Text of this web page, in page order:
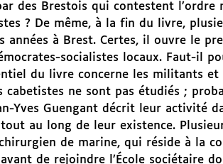
des Brestois qui contestent
? De même, à la fin du livre,
années à Brest. Certes, il ouvre le
socialistes locaux. Faut-il
du livre concerne les militants
ne sont pas étudiés ;
Yves Guengant décrit leur activité
au long de leur existence.
de marine, qui réside à la
de rejoindre l’École sociétaire